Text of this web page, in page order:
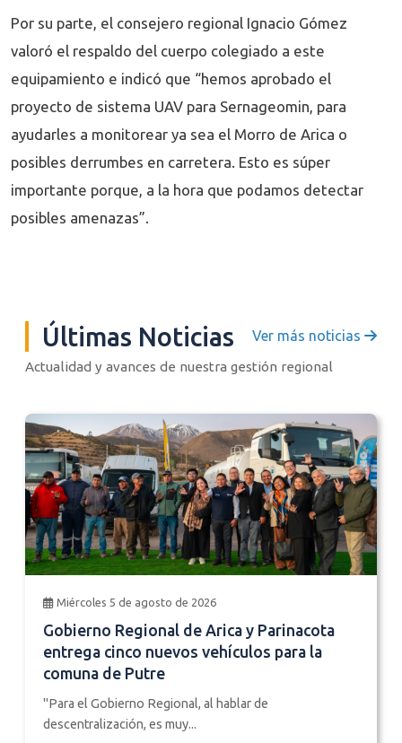
Por su parte, el consejero regional Ignacio Gómez
valoró el respaldo del cuerpo colegiado a este
equipamiento e indicó que “hemos aprobado el
proyecto de sistema UAV para Sernageomin, para
ayudarles a monitorear ya sea el Morro de Arica o
posibles derrumbes en carretera. Esto es súper
importante porque, a la hora que podamos detectar
posibles amenazas”.
Últimas Noticias Ver más noticias
Actualidad y avances de nuestra gestión regional
Miércoles 5 de agosto de 2026
Gobierno Regional de Arica y Parinacota
entrega cinco nuevos vehículos para la
comuna de Putre
"Para el Gobierno Regional, al hablar de
descentralización, es muy...